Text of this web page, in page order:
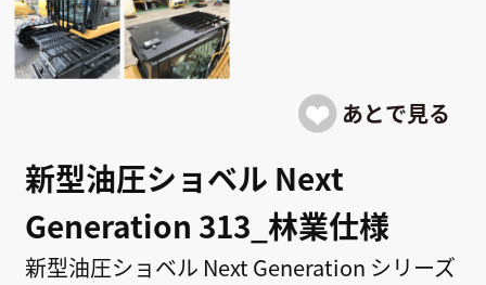
新型油圧ショベル Next
Generation 313_林業仕様
新型油圧ショベル Next Generation シリーズ